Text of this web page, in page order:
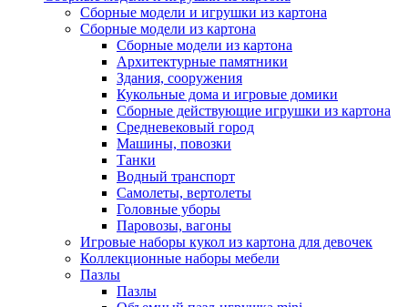
Сборные модели и игрушки из картона
Сборные модели из картона
Сборные модели из картона
Архитектурные памятники
Здания, сооружения
Кукольные дома и игровые домики
Сборные действующие игрушки из картона
Средневековый город
Машины, повозки
Танки
Водный транспорт
Самолеты, вертолеты
Головные уборы
Паровозы, вагоны
Игровые наборы кукол из картона для девочек
Коллекционные наборы мебели
Пазлы
Пазлы